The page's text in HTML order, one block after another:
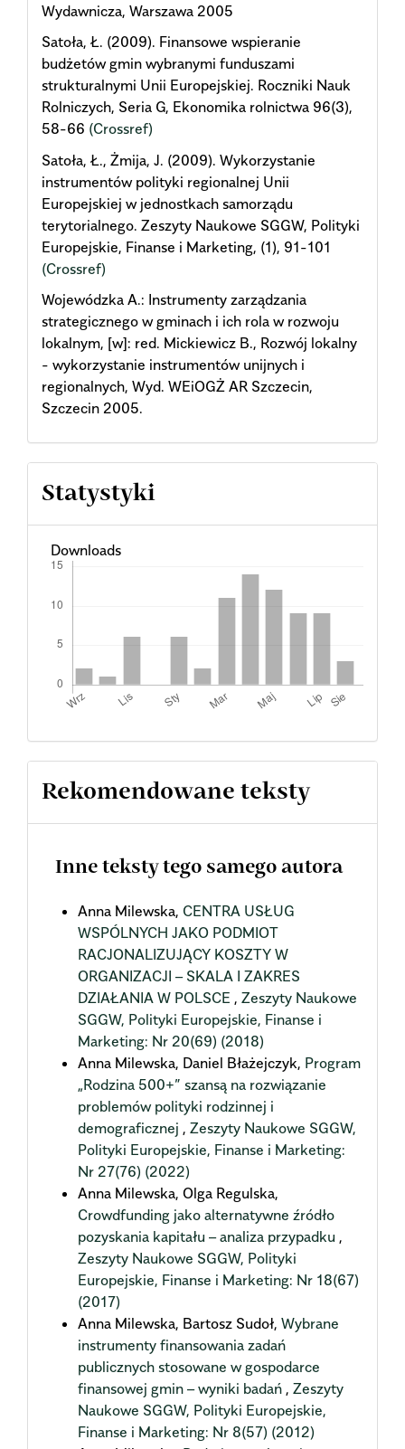
Wydawnicza, Warszawa 2005
Satoła, Ł. (2009). Finansowe wspieranie
budżetów gmin wybranymi funduszami
strukturalnymi Unii Europejskiej. Roczniki Nauk
Rolniczych, Seria G, Ekonomika rolnictwa 96(3),
58-66 (Crossref)
Satoła, Ł., Żmija, J. (2009). Wykorzystanie
instrumentów polityki regionalnej Unii
Europejskiej w jednostkach samorządu
terytorialnego. Zeszyty Naukowe SGGW, Polityki
Europejskie, Finanse i Marketing, (1), 91-101
(Crossref)
Wojewódzka A.: Instrumenty zarządzania
strategicznego w gminach i ich rola w rozwoju
lokalnym, [w]: red. Mickiewicz B., Rozwój lokalny
- wykorzystanie instrumentów unijnych i
regionalnych, Wyd. WEiOGŻ AR Szczecin,
Szczecin 2005.
Statystyki
Downloads
Rekomendowane teksty
Inne teksty tego samego autora
Anna Milewska, CENTRA USŁUG
WSPÓLNYCH JAKO PODMIOT
RACJONALIZUJĄCY KOSZTY W
ORGANIZACJI – SKALA I ZAKRES
DZIAŁANIA W POLSCE , Zeszyty Naukowe
SGGW, Polityki Europejskie, Finanse i
Marketing: Nr 20(69) (2018)
Anna Milewska, Daniel Błażejczyk, Program
„Rodzina 500+” szansą na rozwiązanie
problemów polityki rodzinnej i
demograficznej , Zeszyty Naukowe SGGW,
Polityki Europejskie, Finanse i Marketing:
Nr 27(76) (2022)
Anna Milewska, Olga Regulska,
Crowdfunding jako alternatywne źródło
pozyskania kapitału – analiza przypadku ,
Zeszyty Naukowe SGGW, Polityki
Europejskie, Finanse i Marketing: Nr 18(67)
(2017)
Anna Milewska, Bartosz Sudoł, Wybrane
instrumenty finansowania zadań
publicznych stosowane w gospodarce
finansowej gmin – wyniki badań , Zeszyty
Naukowe SGGW, Polityki Europejskie,
Finanse i Marketing: Nr 8(57) (2012)